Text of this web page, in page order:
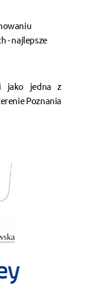
jako jedna z
Poznania